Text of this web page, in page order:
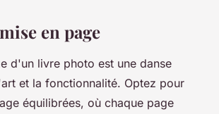
en page
d'un livre photo est une danse
et la fonctionnalité. Optez pour
équilibrées, où chaque page